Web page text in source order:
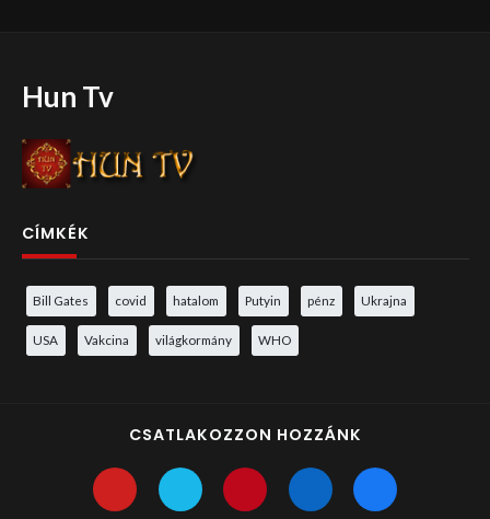
Hun Tv
CÍMKÉK
Bill Gates covid hatalom Putyin pénz Ukrajna
USA Vakcina világkormány WHO
CSATLAKOZZON HOZZÁNK